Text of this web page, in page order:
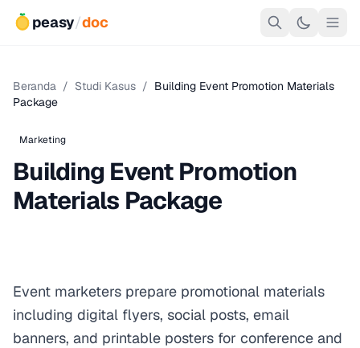
peasy/doc
Beranda / Studi Kasus / Building Event Promotion Materials
Package
Marketing
Building Event Promotion
Materials Package
Event marketers prepare promotional materials
including digital flyers, social posts, email
banners, and printable posters for conference and